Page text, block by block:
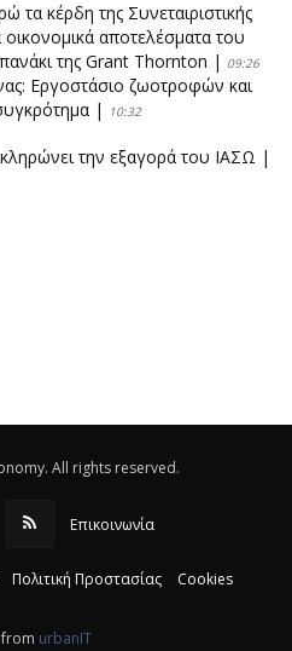
τα κέρδη της Συνεταιριστικής
αποτελέσματα του
της Grant Thornton | 09:26
Εργοστάσιο ζωοτροφών και
| 10:32
την εξαγορά του ΙΑΣΩ |
All rights reserved.
Επικοινωνία
Πολιτική Προστασίας Cookies
from urbanIT